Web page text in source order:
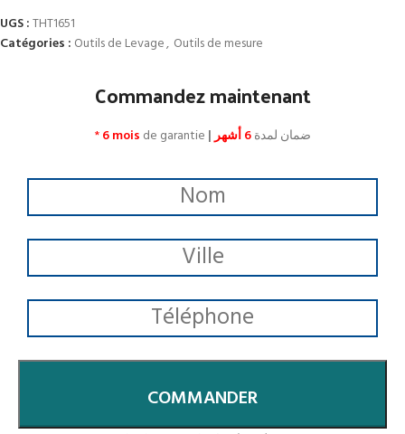
UGS :THT1651
Catégories : Outils de Levage, Outils de mesure
Commandez maintenant
*6 mois de garantie | ضمان لمدة6 أشهر
COMMANDER